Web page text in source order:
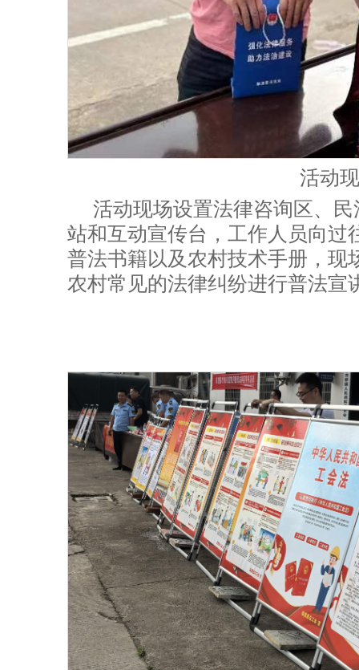
活动
活动现场设置法律咨询区、
站和互动宣传台，工作人员向过
普法书籍以及农村技术手册，现
农村常见的法律纠纷进行普法宣